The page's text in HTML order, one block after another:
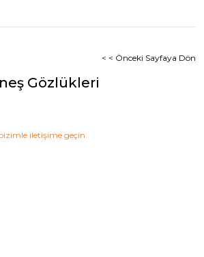
< < Önceki Sayfaya Dön
Gözlükleri
iletişime geçin.